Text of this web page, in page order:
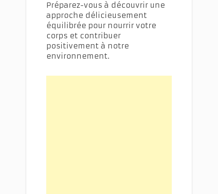
Préparez-vous à découvrir une
approche délicieusement
équilibrée pour nourrir votre
corps et contribuer
positivement à notre
environnement.